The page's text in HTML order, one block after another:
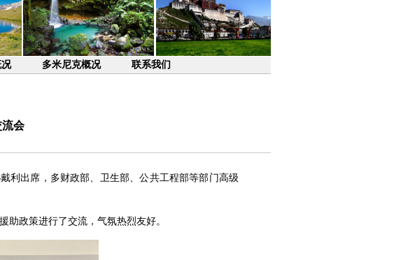
多米尼克概况 联系我们
会
利出席，多财政部、卫生部、公共工程部等部门高级
助政策进行了交流，气氛热烈友好。